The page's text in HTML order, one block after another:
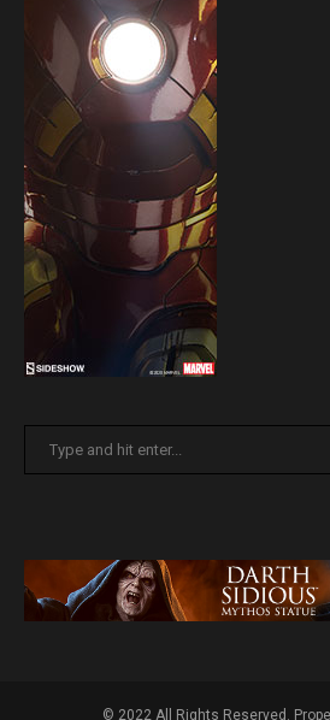
© 2022 All Rights Reserved.